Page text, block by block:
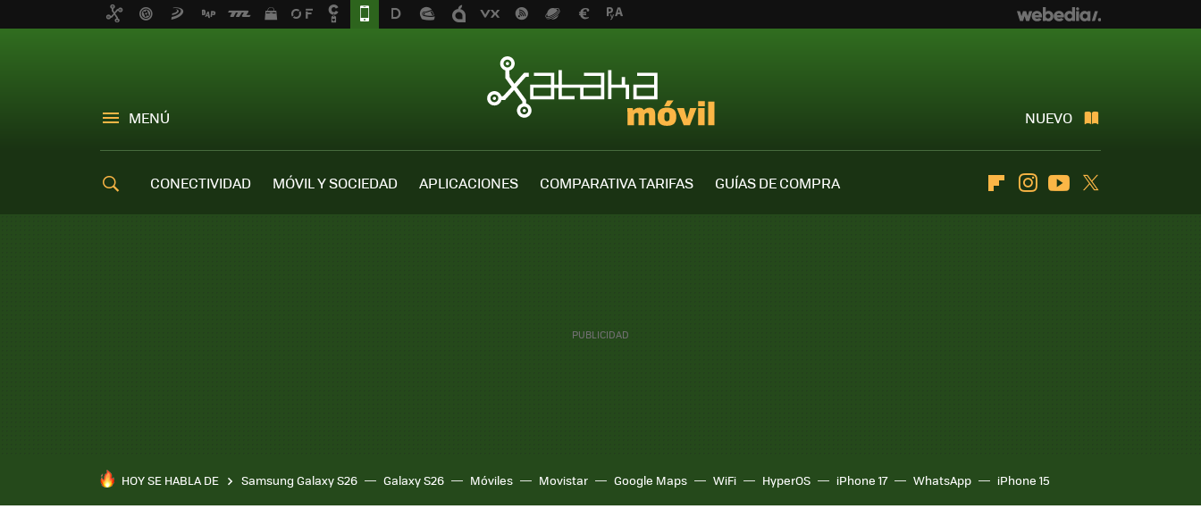
MENÚ NUEVO
CONECTIVIDAD MÓVIL Y SOCIEDAD APLICACIONES COMPARATIVA TARIFAS
GUÍAS DE COMPRA
FlipboardInstagramYoutube
HOY SE HABLA DE Samsung Galaxy S26 Galaxy S26 Móviles Movistar Google Maps WiFi HyperOS iPhone 17 WhatsApp iPhone 15